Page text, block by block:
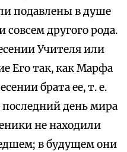
подавлены в душе
другого рода.
Учителя или
Его так, как Марфа
брата ее, т. е.
день мира
не находили
в будущем они